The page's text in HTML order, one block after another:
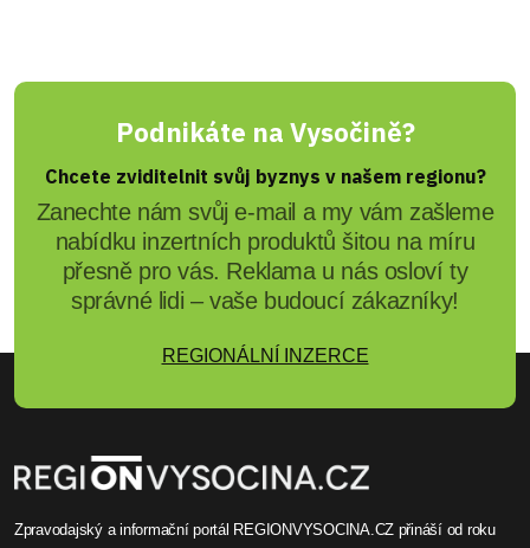
Podnikáte na Vysočině?
Chcete zviditelnit svůj byznys v našem regionu?
Zanechte nám svůj e-mail a my vám zašleme
nabídku inzertních produktů šitou na míru
přesně pro vás. Reklama u nás osloví ty
správné lidi – vaše budoucí zákazníky!
REGIONÁLNÍ INZERCE
Zpravodajský a informační portál REGIONVYSOCINA.CZ přináší od roku